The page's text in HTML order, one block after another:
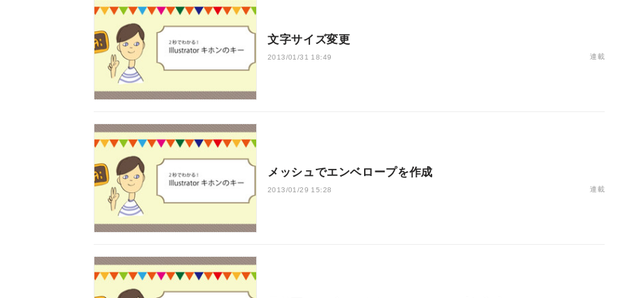
文字サイズ変更
2013/01/31 18:49 連載
メッシュでエンベロープを作成
2013/01/29 15:28 連載